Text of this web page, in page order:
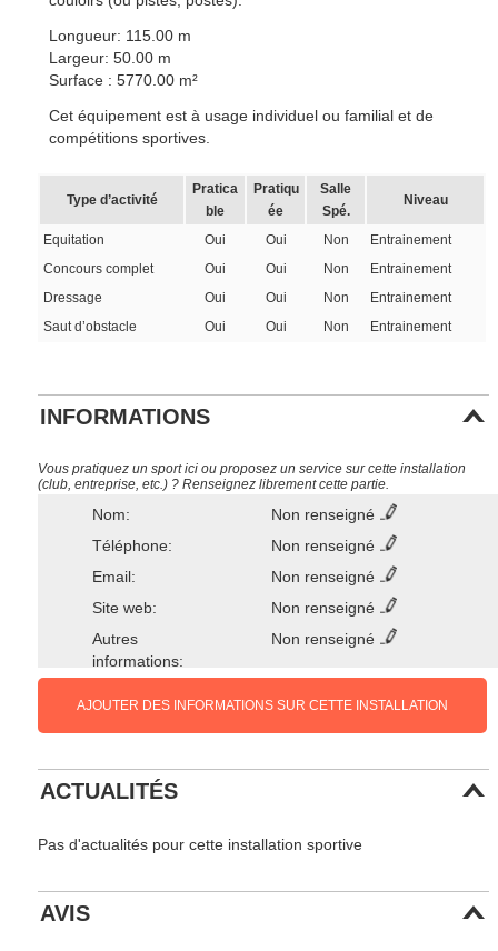
Longueur: 115.00 m
Largeur: 50.00 m
Surface : 5770.00 m²
Cet équipement est à usage individuel ou familial et de
compétitions sportives.
Type d’activité
Pratica
ble
Pratiqu
ée
Salle
Spé.
Niveau
Equitation Oui Oui Non
Entrainement
Concours complet
Oui Oui Non
Entrainement
Dressage
Oui Oui Non
Entrainement
Saut d’obstacle
Oui Oui Non Entrainement
INFORMATIONS
Vous pratiquez un sport ici ou proposez un service sur cette installation
(club, entreprise, etc.) ? Renseignez librement cette partie.
Nom:
Non renseigné
Téléphone:
Non renseigné
Email:
Non renseigné
Site web:
Non renseigné
Autres
informations:
Non renseigné
AJOUTER DES INFORMATIONS SUR CETTE INSTALLATION
ACTUALITÉS
Pas d'actualités pour cette installation sportive
AVIS